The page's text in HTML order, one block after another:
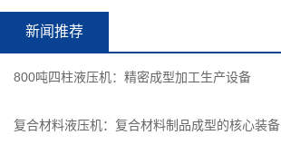
新闻推荐
800吨四柱液压机：精密成型加工生产设备
复合材料液压机：复合材料制品成型的核心装备